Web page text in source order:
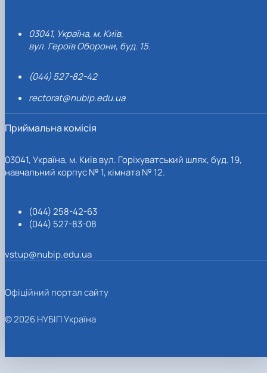
03041, Україна, м. Київ,
вул. Героїв Оборони, буд. 15.
(044) 527-82-42
rectorat@nubip.edu.ua
Приймальна комісія
03041, Україна, м. Київ вул. Горіхуватський шлях, буд. 19,
навчальний корпус № 1, кімната № 12.
(044) 258-42-63
(044) 527-83-08
vstup@nubip.edu.ua
Офіційний портал сайту
© 2026 НУБІП Україна